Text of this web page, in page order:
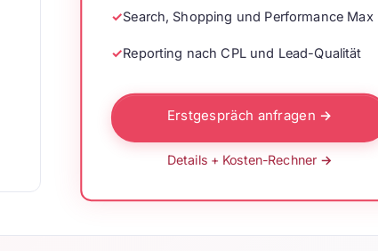
✓Search, Shopping und Performance Max
✓Reporting nach CPL und Lead-Qualität
Erstgespräch anfragen →
Details + Kosten-Rechner →